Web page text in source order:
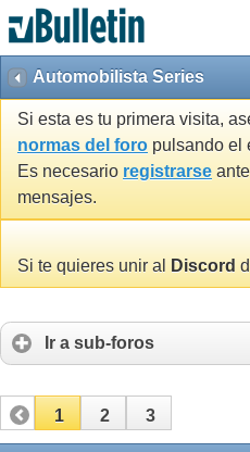
Automobilista Series
Si esta es tu primera visita,
normas del foro pulsando el
Es necesario registrarse
mensajes.
Si te quieres unir al Discord
Ir a sub-foros
1 2 3